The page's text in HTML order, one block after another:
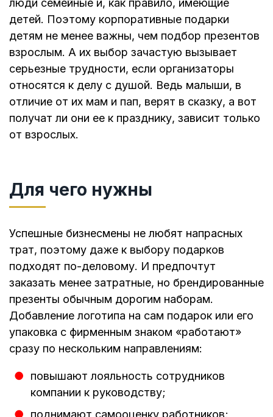
люди семейные и, как правило, имеющие
детей. Поэтому корпоративные подарки
детям не менее важны, чем подбор презентов
взрослым. А их выбор зачастую вызывает
серьезные трудности, если организаторы
относятся к делу с душой. Ведь малыши, в
отличие от их мам и пап, верят в сказку, а вот
получат ли они ее к празднику, зависит только
от взрослых.
Для чего нужны
Успешные бизнесмены не любят напрасных
трат, поэтому даже к выбору подарков
подходят по-деловому. И предпочтут
заказать менее затратные, но брендированные
презенты обычным дорогим наборам.
Добавление логотипа на сам подарок или его
упаковка с фирменным знаком «работают»
сразу по нескольким направлениям:
повышают лояльность сотрудников
компании к руководству;
поднимают самооценку работников;